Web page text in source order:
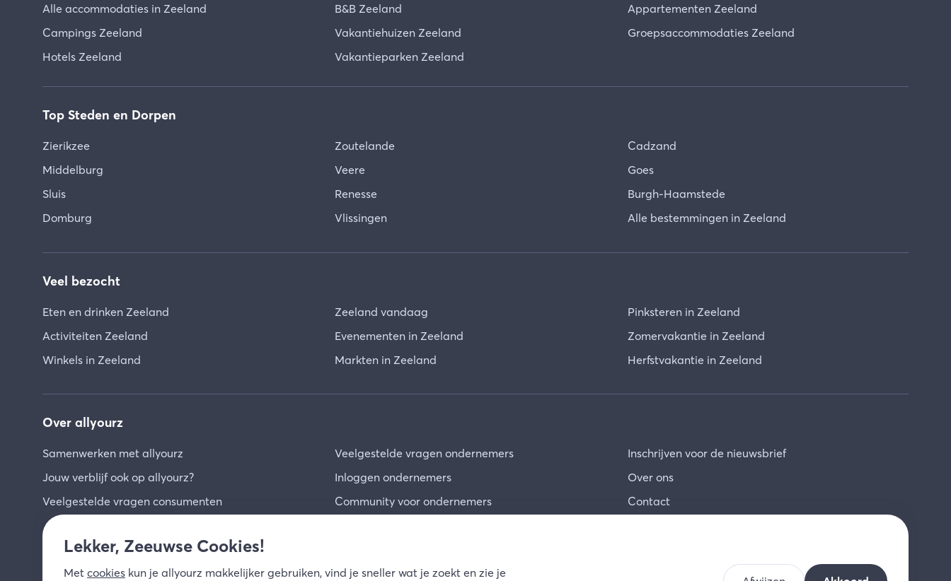
Alle accommodaties in Zeeland
Campings Zeeland
Hotels Zeeland
B&B Zeeland
Vakantiehuizen Zeeland
Vakantieparken Zeeland
Appartementen Zeeland
Groepsaccommodaties Zeeland
Top Steden en Dorpen
Zierikzee
Middelburg
Sluis
Domburg
Zoutelande
Veere
Renesse
Vlissingen
Cadzand
Goes
Burgh-Haamstede
Alle bestemmingen in Zeeland
Veel bezocht
Eten en drinken Zeeland
Activiteiten Zeeland
Winkels in Zeeland
Zeeland vandaag
Evenementen in Zeeland
Markten in Zeeland
Pinksteren in Zeeland
Zomervakantie in Zeeland
Herfstvakantie in Zeeland
Over allyourz
Samenwerken met allyourz
Jouw verblijf ook op allyourz?
Veelgestelde vragen consumenten
Veelgestelde vragen ondernemers
Inloggen ondernemers
Community voor ondernemers
Inschrijven voor de nieuwsbrief
Over ons
Contact
© 2026 allyourz b.v. Gebruiksvoorwaarden Privacy Cookies Disclaimer
Lekker, Zeeuwse Cookies!
Met cookies kun je allyourz makkelijker gebruiken, vind je sneller wat je zoekt en zie je